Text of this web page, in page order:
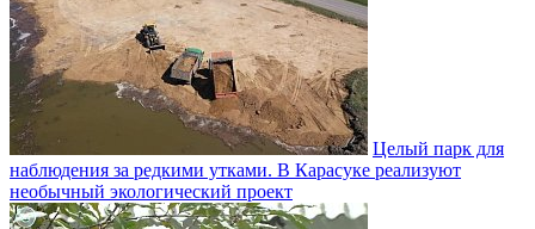
Целый парк для
наблюдения за редкими утками. В Карасуке реализуют
необычный экологический проект